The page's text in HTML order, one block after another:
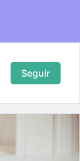
Seguir